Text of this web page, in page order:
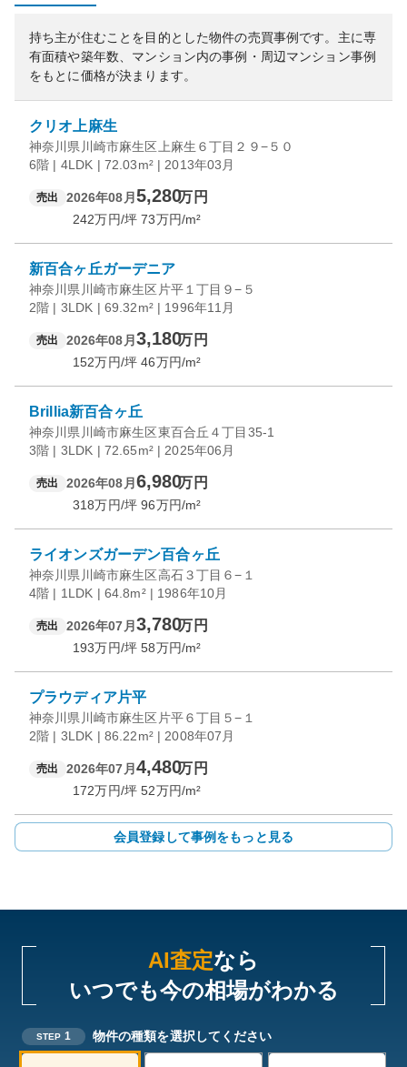
持ち主が住むことを目的とした物件の売買事例です。 主に専
有面積や築年数、マンション内の事例・周辺マンション事例
をもとに価格が決まります。
クリオ上麻生
神奈川県川崎市麻生区上麻生６丁目２９−５０
6階 | 4LDK | 72.03m² | 2013年03月
売出 2026年08月 5,280万円
242万円/坪 73万円/m²
新百合ヶ丘ガーデニア
神奈川県川崎市麻生区片平１丁目９−５
2階 | 3LDK | 69.32m² | 1996年11月
売出 2026年08月 3,180万円
152万円/坪 46万円/m²
Brillia新百合ヶ丘
神奈川県川崎市麻生区東百合丘４丁目35-1
3階 | 3LDK | 72.65m² | 2025年06月
売出 2026年08月 6,980万円
318万円/坪 96万円/m²
ライオンズガーデン百合ヶ丘
神奈川県川崎市麻生区高石３丁目６−１
4階 | 1LDK | 64.8m² | 1986年10月
売出 2026年07月 3,780万円
193万円/坪 58万円/m²
プラウディア片平
神奈川県川崎市麻生区片平６丁目５−１
2階 | 3LDK | 86.22m² | 2008年07月
売出 2026年07月 4,480万円
172万円/坪 52万円/m²
会員登録して事例をもっと見る
AI査定なら
いつでも今の相場がわかる
STEP 1 物件の種類を選択してください